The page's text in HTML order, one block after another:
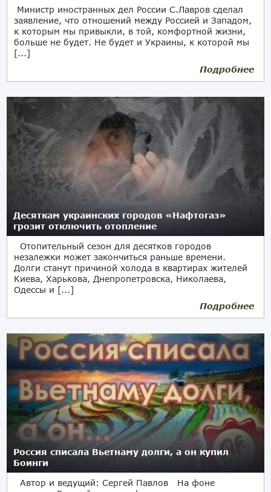
Министр иностранных дел России С.Лавров сделал
заявление, что отношений между Россией и Западом,
к которым мы привыкли, в той, комфортной жизни,
больше не будет. Не будет и Украины, к которой мы
[...]
Подробнее
Десяткам украинских городов «Нафтогаз»
грозит отключить отопление
Отопительный сезон для десятков городов
незалежки может закончиться раньше времени.
Долги станут причиной холода в квартирах жителей
Киева, Харькова, Днепропетровска, Николаева,
Одессы и [...]
Подробнее
Россия списала Вьетнаму долги, а он купил
Боинги
Автор и ведущий: Сергей Павлов На фоне